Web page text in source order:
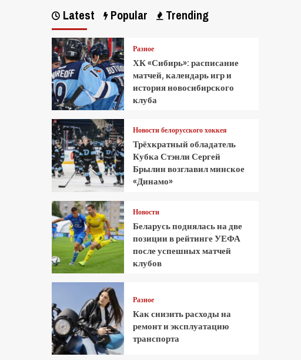
Latest Popular Trending
Разное
ХК «Сибирь»: расписание
матчей, календарь игр и
история новосибирского
клуба
Новости белорусского хоккея
Трёхкратный обладатель
Кубка Стэнли Сергей
Брылин возглавил минское
«Динамо»
Новости
Беларусь поднялась на две
позиции в рейтинге УЕФА
после успешных матчей
клубов
Разное
Как снизить расходы на
ремонт и эксплуатацию
транспорта